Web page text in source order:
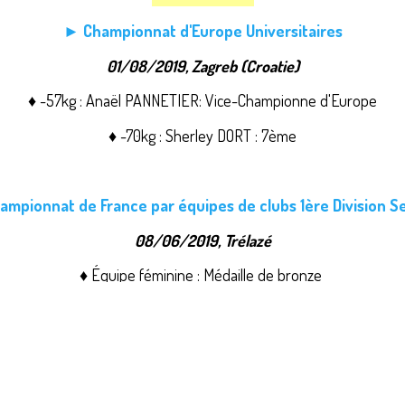
► Championnat d'Europe Universitaires
01/08/2019, Zagreb (Croatie)
♦ -57kg : Anaël PANNETIER: Vice-Championne d'Europe
♦ -70kg : Sherley DORT : 7ème
de France par équipes de clubs 1ère Division
08/06/2019, Trélazé
♦ Équipe féminine : Médaille de bronze